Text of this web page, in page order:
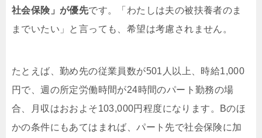
社会保険」が優先です。「わたしは夫の被扶養者のま
までいたい」と言っても、希望は考慮されません。
たとえば、勤め先の従業員数が501人以上、時給1,000
円で、週の所定労働時間が24時間のパート勤務の場
合、月収はおおよそ103,000円程度になります。Bのほ
かの条件にもあてはまれば、パート先で社会保険に加